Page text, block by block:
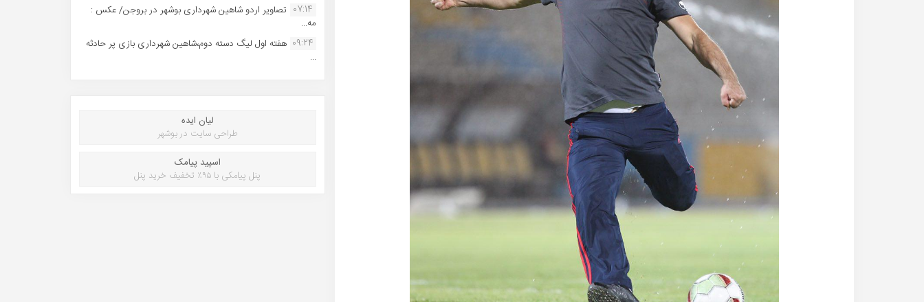
07:14 تصاویر اردو شاهین شهرداری بوشهر در بروجن/ عکس :
مه...
09:24 هفته اول لیگ دسته دوم،شاهین شهرداری بازی پر حادثه
...
لیان ایده
طراحی سایت در بوشهر
اسپید پیامک
پنل پیامکی با ۹۵٪ تخفیف خرید پنل